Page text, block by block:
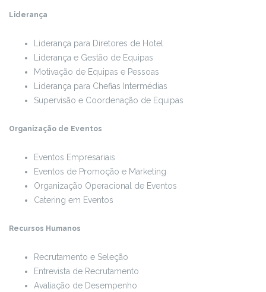
Liderança
Liderança para Diretores de Hotel
Liderança e Gestão de Equipas
Motivação de Equipas e Pessoas
Liderança para Chefias Intermédias
Supervisão e Coordenação de Equipas
Organização de Eventos
Eventos Empresariais
Eventos de Promoção e Marketing
Organização Operacional de Eventos
Catering em Eventos
Recursos Humanos
Recrutamento e Seleção
Entrevista de Recrutamento
Avaliação de Desempenho